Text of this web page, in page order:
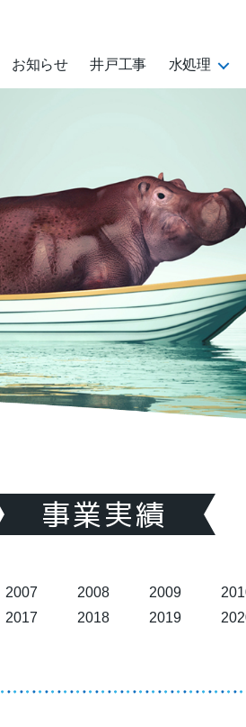
お知らせ 井戸工事 水処理
事業実績
2007 2008 2009
2017 2018 2019